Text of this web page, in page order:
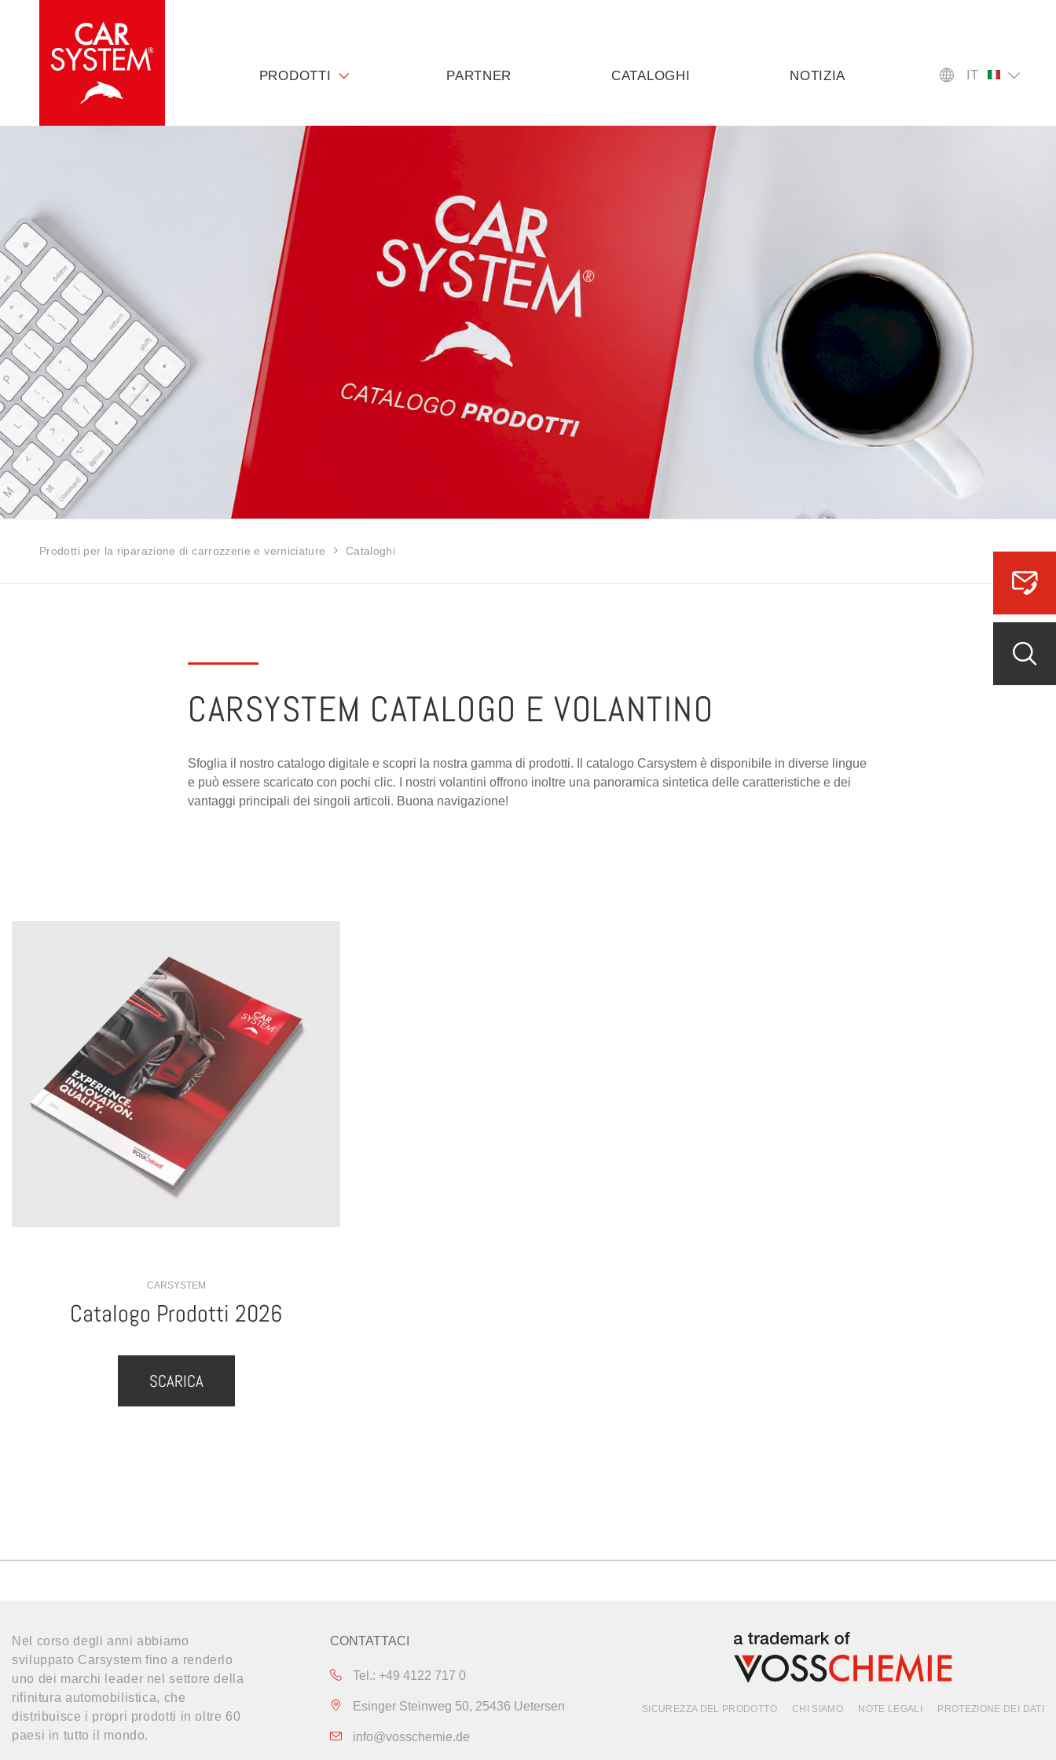
PRODOTTI PARTNER CATALOGHI NOTIZIA IT
Prodotti per la riparazione di carrozzerie e verniciature Cataloghi
CARSYSTEM CATALOGO E VOLANTINO
Sfoglia il nostro catalogo digitale e scopri la nostra gamma di prodotti. Il catalogo Carsystem è disponibile in diverse lingue
e può essere scaricato con pochi clic. I nostri volantini offrono inoltre una panoramica sintetica delle caratteristiche e dei
vantaggi principali dei singoli articoli. Buona navigazione!
CARSYSTEM
Catalogo Prodotti 2026
SCARICA
Nel corso degli anni abbiamo
sviluppato Carsystem fino a renderlo
uno dei marchi leader nel settore della
rifinitura automobilistica, che
distribuisce i propri prodotti in oltre 60
paesi in tutto il mondo.
CONTATTACI
Tel.: +49 4122 717 0
Esinger Steinweg 50, 25436 Uetersen
info@vosschemie.de
SICUREZZA DEL PRODOTTO CHI SIAMO NOTE LEGALI PROTEZIONE DEI DATI